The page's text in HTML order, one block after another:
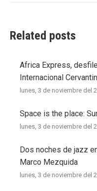
Related posts
Africa Express,
Internacional
lunes, 3 de noviembre del
Space is the place:
lunes, 3 de noviembre del
Dos noches de jazz
Marco Mezquida
lunes, 3 de noviembre del